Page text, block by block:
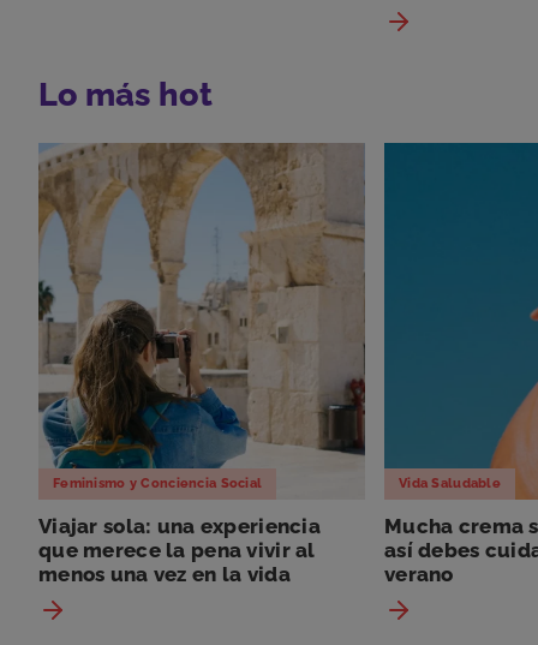
Lo más hot
Feminismo y Conciencia Social
Viajar sola: una experiencia
que merece la pena vivir al
menos una vez en la vida
Vida Saludable
Mucha crema
así debes
verano